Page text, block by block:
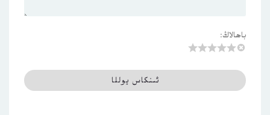
باھالاڭ: